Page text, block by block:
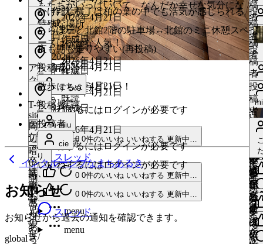
レ
ッ
ド
ス
レ
ッ
ド
ス
レ
ッ
ド
更
ス
レ
ッ
ド
更
ス
レ
ッ
ド
件
い
い
ね
更
ス
レ
ド
い
い
ね
更
ス
レ
ッ
0
件
い
い
ね
更
ス
レ
ッ
ド
0
件
い
い
ね
更
レ
ッ
ド
0
件
い
い
ね
更
ス
レ
ッ
ド
グ
イ
ン
が
必
要
で
す
0
い
い
ね
更
作
成
日
2026
年
4
月
21
日
既
読
イ
ン
が
必
要
で
す
0
い
ね
更
ン
が
必
要
で
す
0
い
ね
更
ス
イ
ン
が
必
要
で
す
0
い
い
ね
更
に
は
ロ
グ
イ
ン
が
必
要
で
す
0
件
い
い
ね
る
に
は
ロ
グ
イ
ン
が
必
要
で
す
0
件
い
い
ね
す
る
に
は
ロ
グ
イ
ン
が
必
要
で
す
0
件
い
ね
す
る
に
は
ロ
グ
イ
ン
が
必
要
で
す
0
い
ね
す
る
に
は
ロ
グ
イ
ン
が
要
で
す
0
件
り
い
い
ね
す
る
に
は
ロ
グ
イ
ン
が
必
要
で
す
報
あ
り
既読
翔
い
い
ね
す
る
に
は
グ
イ
ン
が
必
要
で
す
情
報
あ
り
2026年4月21日
既読
い
い
ね
す
る
に
は
ロ
イ
ン
が
必
要
で
す
位
置
情
報
あ
り
もたちがいっぱいいて、なんだか幸せな気分にな
る
作成日
2026年4月21日
既読
稿
者
い
い
ね
す
る
に
は
ロ
位
置
情
報
あ
り
かけだし横丁は柏の葉の中でも活気が感じられる
特殊な場所
作成日
2026年4月21日
投
稿
者
い
い
ね
す
る
に
は
ロ
グ
イ
ン
が
位
置
情
報
あ
り
ららぽーと北館2階の駐車場↔︎北館のミニ休憩スペ
ースは密かな人気！
作成日
2026年4月21日
既読
投
稿
者
い
い
ね
す
る
に
は
ロ
グ
イ
ン
が
位
置
情
報
あ
り
夜も朝も走りやすい(再投稿)
作成日
2026年4月21日
既読
投
稿
者
い
い
ね
す
る
に
は
ロ
グ
イ
ア
ク
ア
テ
ラ
ス
周
辺
は、
開
放
感
が
あ
っ
投稿者
するめ
いいねするにはログインが必要です
0 0件のいいね いいねする 更新中…
スレッド
menu
位
置
情
報
あ
り
散歩にちょうどいい！
作成日
2026年4月21日
既読
投
稿
者
い
い
ね
す
る
に
T-
site
周
辺。
暗
い
時
間
帯
も
歩
き/
投稿者
miu
いいねするにはログインが必要です
0 0件のいいね いいねする 更新中…
スレッド
menu
医
ケ
ア
卒
業、
重
心
児
の
母
投稿者
cie
いいねするにはログインが必要です
0 0件のいいね いいねする 更新中…
スレッド
menu
インクルーシブなまちあるき
お知らせ
お知らせから過去の通知を確認できます。
global